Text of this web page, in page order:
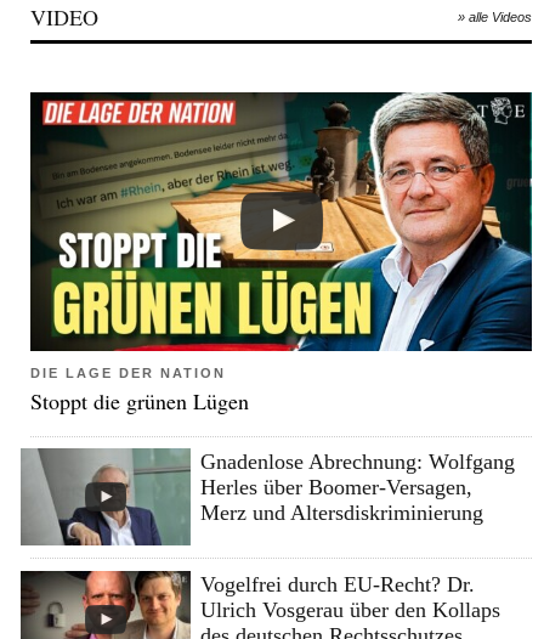
VIDEO » alle Videos
DIE LAGE DER NATION
Stoppt die grünen Lügen
Gnadenlose Abrechnung: Wolfgang
Herles über Boomer-Versagen,
Merz und Altersdiskriminierung
Vogelfrei durch EU-Recht? Dr.
Ulrich Vosgerau über den Kollaps